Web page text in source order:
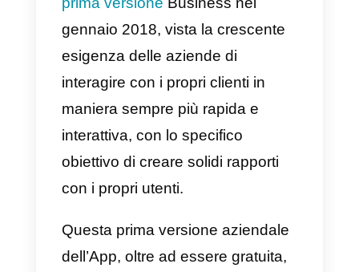
sdrammatizza una situazione
può essere particolarmente tesa.
Offrendo un customer care
personalizzato il cliente si sentirà
più ascoltato e compreso.
3) Dopo il soggiorno per:
– Chiedere una recensione: